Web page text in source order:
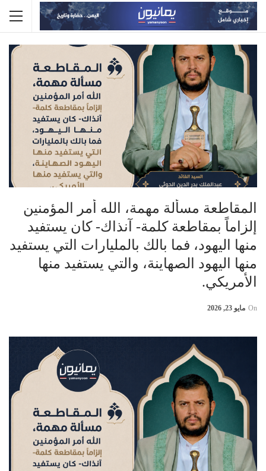
المقاطعة مسألة مهمة، الله أمر المؤمنين
إلزاماً بمقاطعة كلمة- آنذاك- كان يستفيد
منها اليهود، فما بالك بالمليارات التي يستفيد
منها اليهود الصهاينة، والتي يستفيد منها
الأمريكي.
On مايو 23, 2026